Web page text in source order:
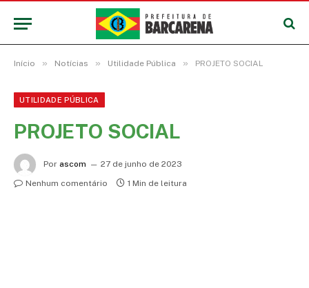
Início » Notícias » Utilidade Pública » PROJETO SOCIAL
UTILIDADE PÚBLICA
PROJETO SOCIAL
Por ascom
27 de junho de 2023
Nenhum comentário
1 Min de leitura